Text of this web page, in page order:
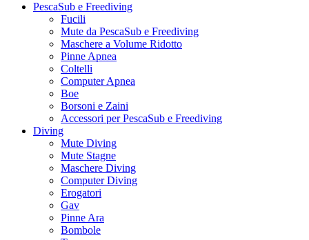
PescaSub e Freediving
Fucili
Mute da PescaSub e Freediving
Maschere a Volume Ridotto
Pinne Apnea
Coltelli
Computer Apnea
Boe
Borsoni e Zaini
Accessori per PescaSub e Freediving
Diving
Mute Diving
Mute Stagne
Maschere Diving
Computer Diving
Erogatori
Gav
Pinne Ara
Bombole